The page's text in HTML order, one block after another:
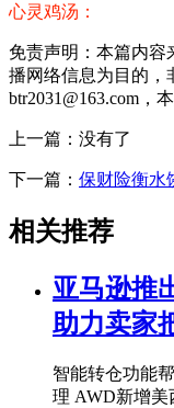
心灵鸡汤：
免责声明：本篇内容
播网络信息为目的，
btr2031@163.com，
上一篇：没有了
下一篇： 保财险衡水
相关推荐
亚马逊推
助力卖家
智能转仓功能
理 AWD新增美